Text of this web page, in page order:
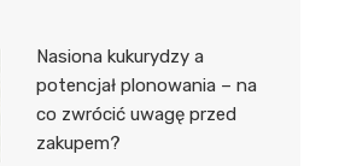
Nasiona kukurydzy a
potencjał plonowania – na
co zwrócić uwagę przed
zakupem?